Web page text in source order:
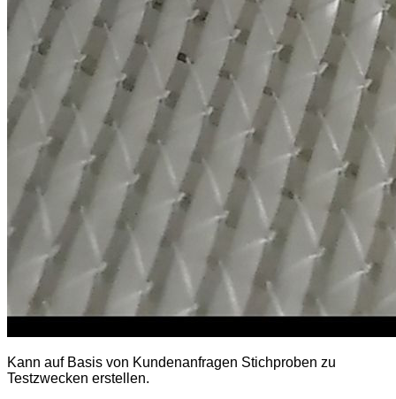
Kann auf Basis von Kundenanfragen Stichproben zu
Testzwecken erstellen.